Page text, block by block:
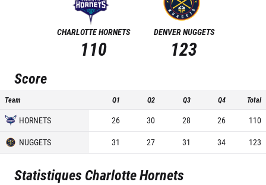
CHARLOTTE HORNETS
110
DENVER NUGGETS
123
Score
Team Q1 Q2 Q3 Q4 Total
HORNETS 26 30 28 26
110
NUGGETS
31 27 31 34 123
Statistiques Charlotte Hornets